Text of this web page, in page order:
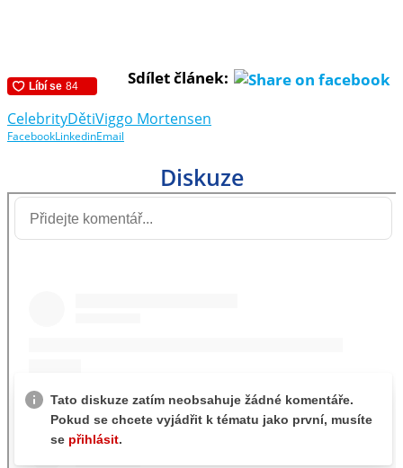
Sdílet článek:
CelebrityDětiViggo Mortensen
FacebookLinkedinEmail
Diskuze